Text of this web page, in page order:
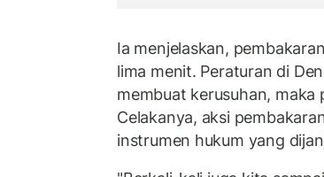
Ia menjelaskan,
lima menit. Peraturan di
membuat kerusuhan, maka
Celakanya, aksi
instrumen hukum yang